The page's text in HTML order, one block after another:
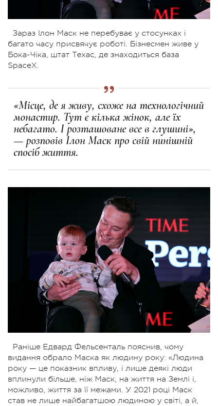
Зараз Ілон Маск не перебуває у стосунках і
багато часу присвячує роботі. Бізнесмен живе у
Бока-Чіка, штат Техас, де знаходиться база
SpaceX.
«Місце, де я живу, схоже на технологічний
монастир. Тут є кілька жінок, але їх
небагато. І розташоване все в глушині»,
— розповів Ілон Маск про свій нинішній
спосіб життя.
Раніше Едвард Фельсенталь пояснив, чому
видання обрало Маска як людину року: «Людина
року — це показник впливу, і лише деякі люди
вплинули більше, ніж Маск, на життя на Землі і,
можливо, життя за її межами. У 2021 році Маск
став не лише найбагатшою людиною у світі, а й,